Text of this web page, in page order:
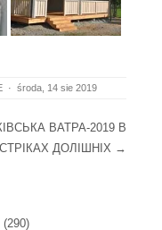
· środa, 14 sie 2019
ВАТРА-2019 В
ДОЛІШНІХ →
(290)